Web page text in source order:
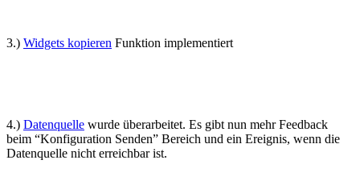
3.) Widgets kopieren Funktion implementiert
4.) Datenquelle wurde überarbeitet. Es gibt nun mehr Feedback
beim “Konfiguration Senden” Bereich und ein Ereignis, wenn die
Datenquelle nicht erreichbar ist.